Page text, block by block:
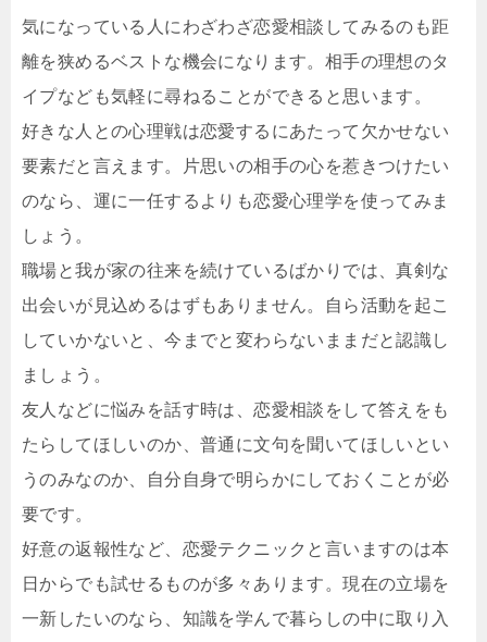
気になっている人にわざわざ恋愛相談してみるのも距
離を狭めるベストな機会になります。相手の理想のタ
イプなども気軽に尋ねることができると思います。
好きな人との心理戦は恋愛するにあたって欠かせない
要素だと言えます。片思いの相手の心を惹きつけたい
のなら、運に一任するよりも恋愛心理学を使ってみま
しょう。
職場と我が家の往来を続けているばかりでは、真剣な
出会いが見込めるはずもありません。自ら活動を起こ
していかないと、今までと変わらないままだと認識し
ましょう。
友人などに悩みを話す時は、恋愛相談をして答えをも
たらしてほしいのか、普通に文句を聞いてほしいとい
うのみなのか、自分自身で明らかにしておくことが必
要です。
好意の返報性など、恋愛テクニックと言いますのは本
日からでも試せるものが多々あります。現在の立場を
一新したいのなら、知識を学んで暮らしの中に取り入